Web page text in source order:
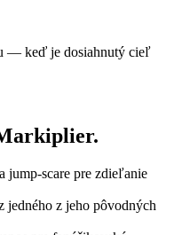
— keď je dosiahnutý cieľ
jump-scare pre zdieľanie
jedného z jeho pôvodných